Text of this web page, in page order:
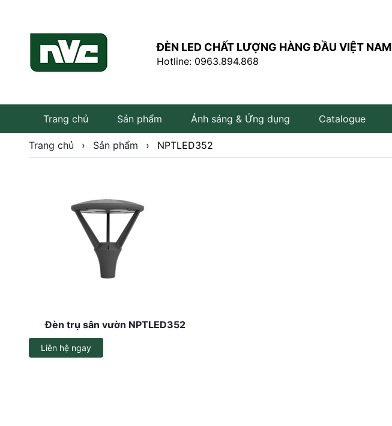
ĐÈN LED CHẤT LƯỢNG HÀNG ĐẦU VIỆT NAM
Hotline: 0963.894.868
Trang chủ Sản phẩm
Đèn LED rọi ray
Đèn tuýp LED
Ánh sáng & Ứng dụng Catalogue
Trang chủ › Sản phẩm › NPTLED352
Đèn trụ sân vườn NPTLED352
Liên hệ ngay